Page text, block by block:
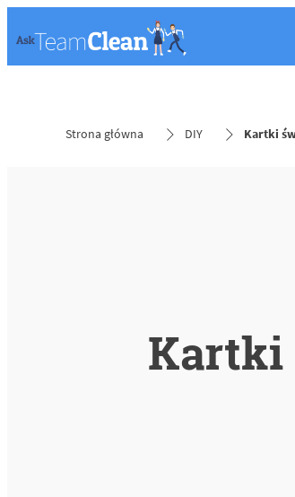
Strona główna DIY Kartki
Kartki